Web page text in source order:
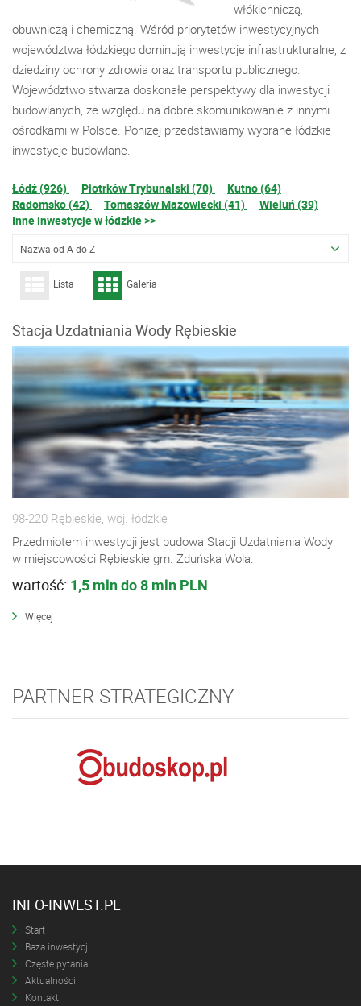
włókienniczą,
obuwniczą i chemiczną. Wśród priorytetów inwestycyjnych
województwa łódzkiego dominują inwestycje infrastrukturalne, z
dziedziny ochrony zdrowia oraz transportu publicznego.
Województwo stwarza doskonałe perspektywy dla inwestycji
budowlanych, ze względu na dobre skomunikowanie z innymi
ośrodkami w Polsce. Poniżej przedstawiamy wybrane łódzkie
inwestycje budowlane.
Łódź (926) Piotrków Trybunalski (70)
Kutno (64)
Radomsko (42)
Tomaszów Mazowiecki (41)
Wieluń (39)
Inne inwestycje w łódzkie >>
Nazwa od A do Z
Lista Galeria
Stacja Uzdatniania Wody Rębieskie
98-220 Rębieskie, woj. łódzkie
Przedmiotem inwestycji jest budowa Stacji Uzdatniania Wody
w miejscowości Rębieskie gm. Zduńska Wola.
wartość: 1,5 mln do 8 mln PLN
Więcej
PARTNER STRATEGICZNY
INFO-INWEST.PL
Start
Baza inwestycji
Częste pytania
Aktualności
Kontakt